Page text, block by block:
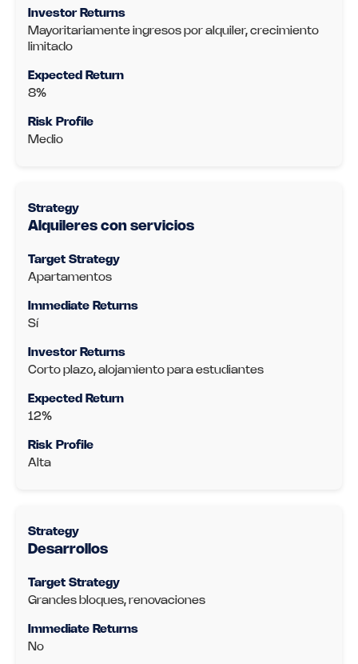
Mayoritariamente ingresos por alquiler, crecimiento
limitado
8%
Medio
Alquileres con servicios
Apartamentos
Sí
Corto plazo, alojamiento para estudiantes
12%
Alta
Desarrollos
Grandes bloques, renovaciones
No